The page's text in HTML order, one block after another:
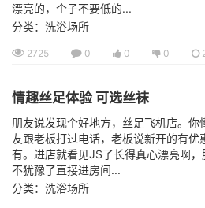
漂亮的，个子不要低的...
分类：洗浴场所
2725 0 0 0
情趣丝足体验 可选丝袜
朋友说发现个好地方，丝足飞机店。你
友跟老板打过电话，老板说新开的有
有。进店就看见JS了长得真心漂亮啊
不犹豫了直接进房间...
分类：洗浴场所